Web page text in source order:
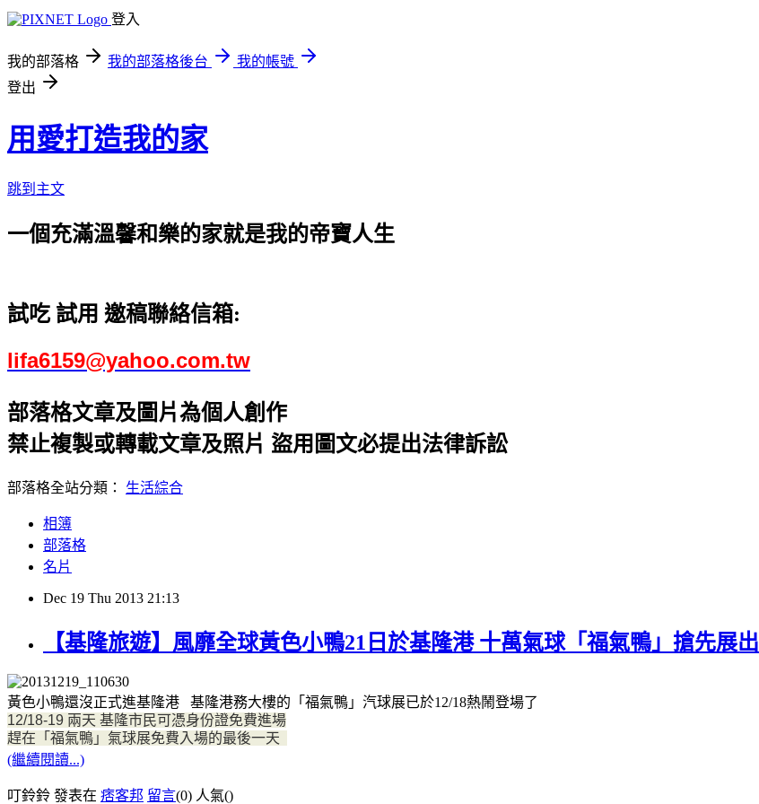
登入
我的部落格 我的部落格後台
我的帳號
登出
用愛打造我的家
跳到主文
一個充滿溫馨和樂的家就是我的帝寶人生
試吃 試用 邀稿聯絡信箱:
lifa6159@yahoo.com.tw
部落格文章及圖片為個人創作
禁止複製或轉載文章及照片 盜用圖文必提出法律訴訟
部落格全站分類： 生活綜合
相簿
部落格
名片
Dec 19 Thu 2013 21:13
【基隆旅遊】風靡全球黃色小鴨21日於基隆港 十萬氣球「福氣鴨」搶先展出
黃色小鴨還沒正式進基隆港 基隆港務大樓的「福氣鴨」汽球展已於12/18熱鬧登場了
12/18-19 兩天 基隆市民可憑身份證免費進場
趕在 「福氣鴨」氣球展免費入場的最後一天
(繼續閱讀...)
叮鈴鈴 發表在 痞客邦 留言(0) 人氣()